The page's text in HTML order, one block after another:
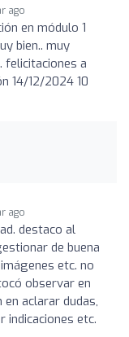
ago
en módulo 1
bien.. muy
felicitaciones a
14/12/2024 10
ago
destaco al
de buena
etc. no
observar en
aclarar dudas,
indicaciones etc.